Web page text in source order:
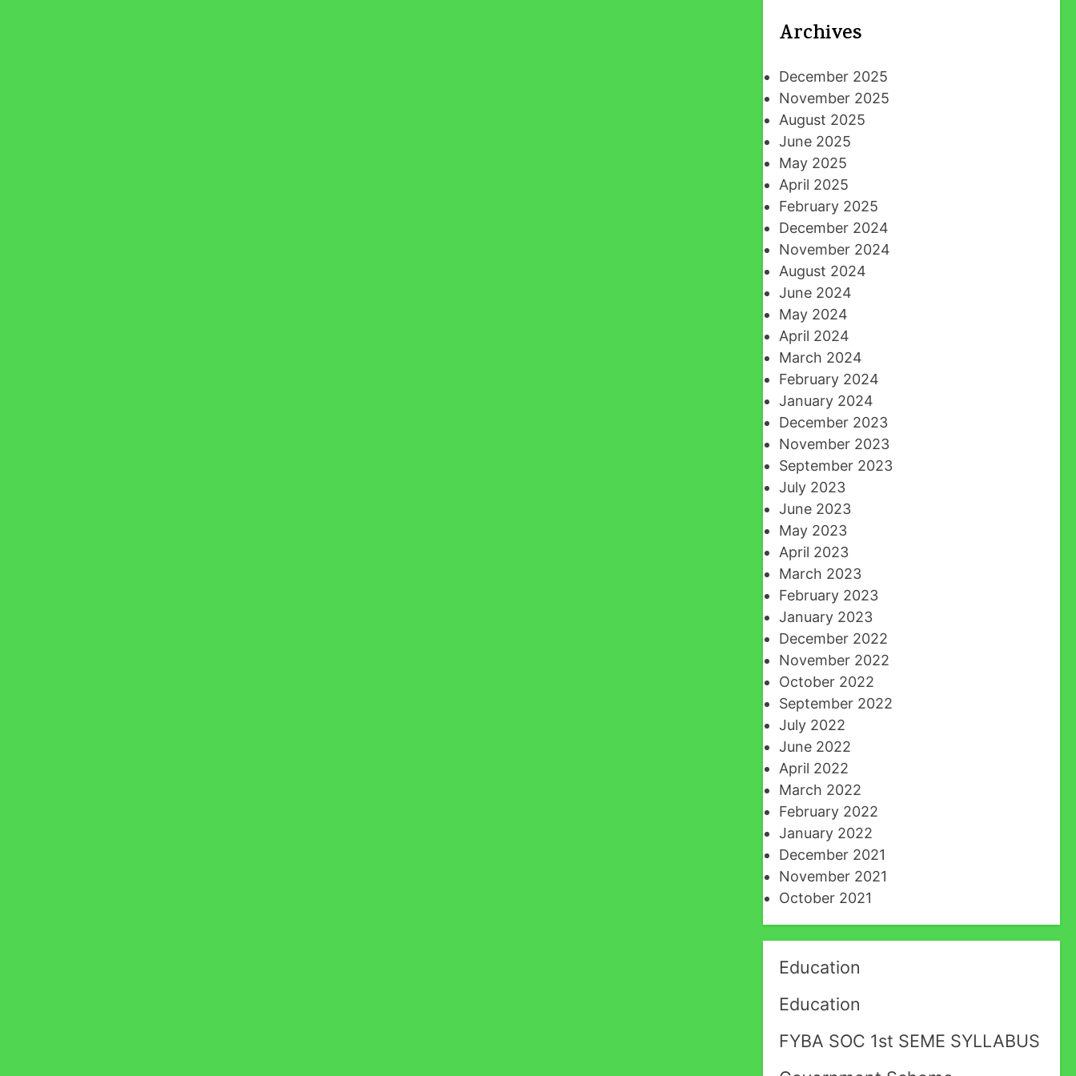
Archives
December 2025
November 2025
August 2025
June 2025
May 2025
April 2025
February 2025
December 2024
November 2024
August 2024
June 2024
May 2024
April 2024
March 2024
February 2024
January 2024
December 2023
November 2023
September 2023
July 2023
June 2023
May 2023
April 2023
March 2023
February 2023
January 2023
December 2022
November 2022
October 2022
September 2022
July 2022
June 2022
April 2022
March 2022
February 2022
January 2022
December 2021
November 2021
October 2021
Education
Education
FYBA SOC 1st SEME SYLLABUS